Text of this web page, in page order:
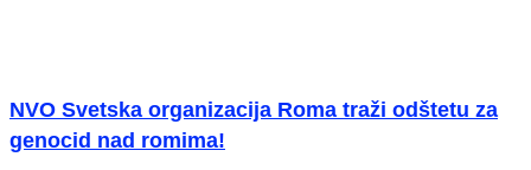
NVO Svetska organizacija Roma traži odštetu za
genocid nad romima!